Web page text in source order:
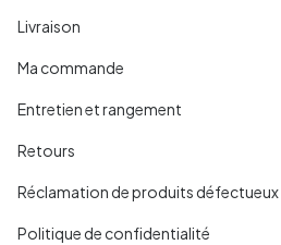
Livraison
Ma commande
Entretien et rangement
Retours
Réclamation de produits défectueux
Politique de confidentialité